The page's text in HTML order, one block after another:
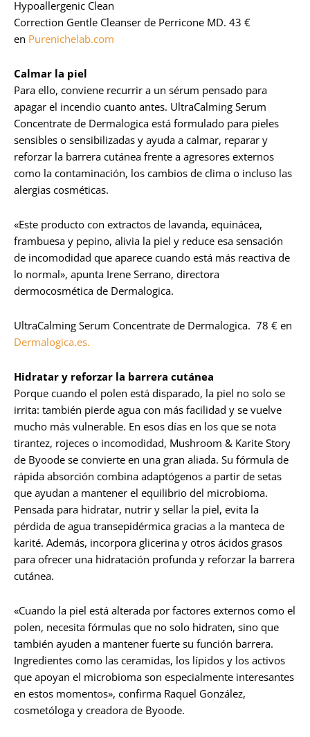
Hypoallergenic Clean
Correction Gentle Cleanser de Perricone MD. 43 €
en Purenichelab.com
Calmar la piel
Para ello, conviene recurrir a un sérum pensado para
apagar el incendio cuanto antes. UltraCalming Serum
Concentrate de Dermalogica está formulado para pieles
sensibles o sensibilizadas y ayuda a calmar, reparar y
reforzar la barrera cutánea frente a agresores externos
como la contaminación, los cambios de clima o incluso las
alergias cosméticas.
«Este producto con extractos de lavanda, equinácea,
frambuesa y pepino, alivia la piel y reduce esa sensación
de incomodidad que aparece cuando está más reactiva de
lo normal», apunta Irene Serrano, directora
dermocosmética de Dermalogica.
UltraCalming Serum Concentrate de Dermalogica. 78 € en
Dermalogica.es.
Hidratar y reforzar la barrera cutánea
Porque cuando el polen está disparado, la piel no solo se
irrita: también pierde agua con más facilidad y se vuelve
mucho más vulnerable. En esos días en los que se nota
tirantez, rojeces o incomodidad, Mushroom & Karite Story
de Byoode se convierte en una gran aliada. Su fórmula de
rápida absorción combina adaptógenos a partir de setas
que ayudan a mantener el equilibrio del microbioma.
Pensada para hidratar, nutrir y sellar la piel, evita la
pérdida de agua transepidérmica gracias a la manteca de
karité. Además, incorpora glicerina y otros ácidos grasos
para ofrecer una hidratación profunda y reforzar la barrera
cutánea.
«Cuando la piel está alterada por factores externos como el
polen, necesita fórmulas que no solo hidraten, sino que
también ayuden a mantener fuerte su función barrera.
Ingredientes como las ceramidas, los lípidos y los activos
que apoyan el microbioma son especialmente interesantes
en estos momentos», confirma Raquel González,
cosmetóloga y creadora de Byoode.